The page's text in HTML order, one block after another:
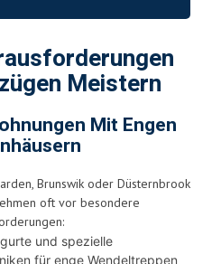
Meistern
Mit Engen
Brunswik oder Düsternbrook
oft vor besondere
und spezielle
für enge Wendeltreppen